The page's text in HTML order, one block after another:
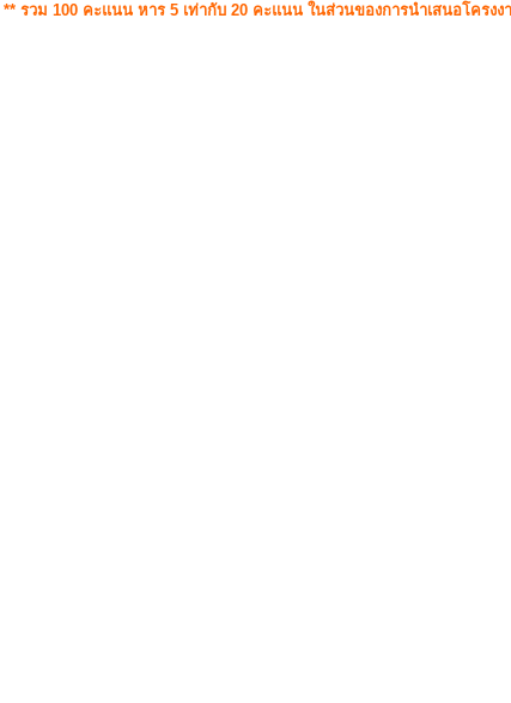
** รวม 100 คะแนน หาร 5 เท่ากับ 20 คะแนน ในส่วนของการนำเสนอโครงง